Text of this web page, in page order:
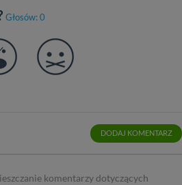
Głosów: 0
DODAJ KOMENTARZ
komentarzy dotyczących